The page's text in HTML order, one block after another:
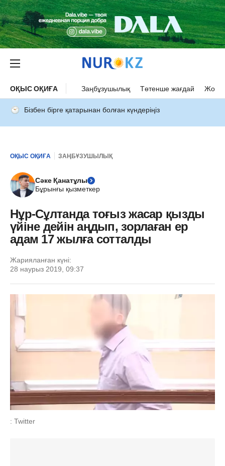
ОҚЫС ОҚИҒА Заңбұзушылық Төтенше жағдай Жол
Бізбен бірге қатарынан болған күндеріңіз
ОҚЫС ОҚИҒА ЗАҢБҰЗУШЫЛЫҚ
Сәке Қанатұлы
Бұрынғы қызметкер
Нұр-Сұлтанда тоғыз жасар қызды
үйіне дейін аңдып, зорлаған ер
адам 17 жылға сотталды
Жарияланған күні:
28 наурыз 2019, 09:37
: Twitter